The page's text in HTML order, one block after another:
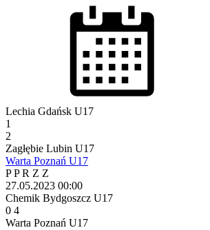
Lechia Gdańsk U17
1
2
Zagłębie Lubin U17
Warta Poznań U17
PPR Z Z
27.05.2023 00:00
Chemik Bydgoszcz U17
0 4
Warta Poznań U17